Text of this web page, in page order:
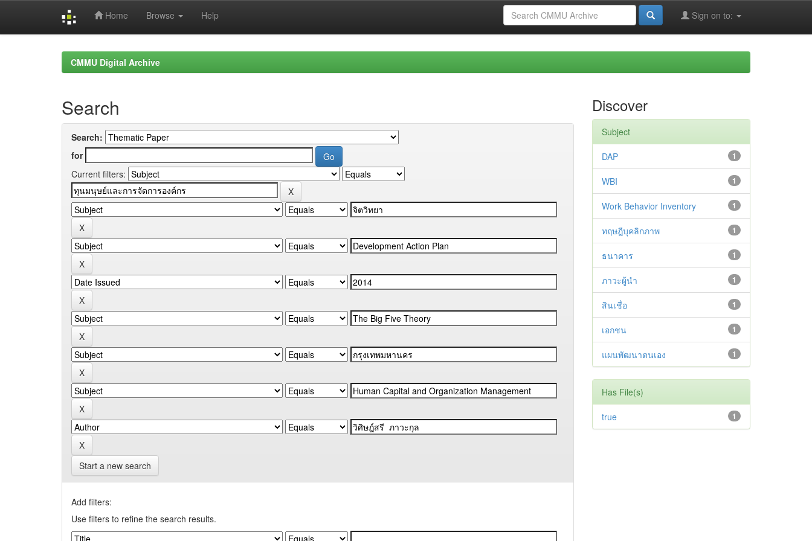
Home Browse Help Sign on to:
CMMU Digital Archive
Search
Search:
for
Current filters:
Start a new search
Add filters:
Use filters to refine the search results.
Discover
Subject
1
DAP
1
WBI
1
Work Behavior Inventory
1
ทฤษฎีบุคลิกภาพ
1
ธนาคาร
1
ภาวะผู้นำ
1
สินเชื่อ
1
เอกชน
1
แผนพัฒนาตนเอง
Has File(s)
1
true